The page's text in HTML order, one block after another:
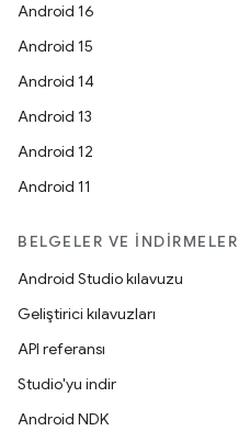
Android 16
Android 15
Android 14
Android 13
Android 12
Android 11
BELGELER VE İNDIRMELER
Android Studio kılavuzu
Geliştirici kılavuzları
API referansı
Studio'yu indir
Android NDK